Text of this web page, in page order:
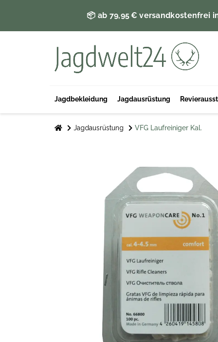
📦 ab 79,95 € versandkostenfrei
Jagdbekleidung Jagdausrüstung
Jagdausrüstung VFG Laufreiniger Kal.